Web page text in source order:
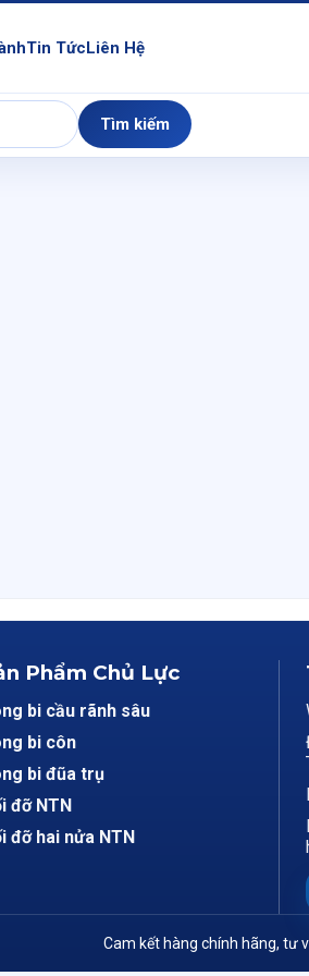
Tin TứcLiên Hệ
Tìm kiếm
Phẩm Chủ Lực
bi cầu rãnh sâu
bi côn
bi đũa trụ
đỡ NTN
đỡ hai nửa NTN
Cam kết hàng chính hãng, tư